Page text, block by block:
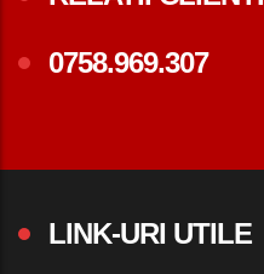
0758.969.307
LINK-URI UTILE